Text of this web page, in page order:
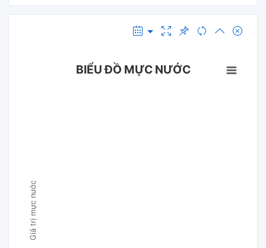
Giá trị mực nước
BIỂU ĐỒ MỰC NƯỚC